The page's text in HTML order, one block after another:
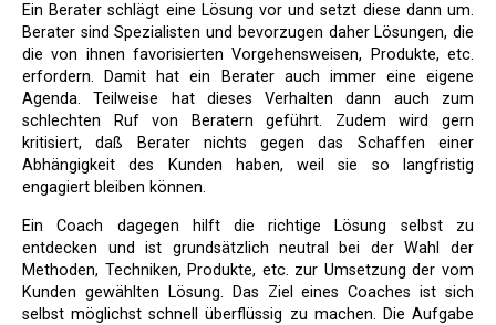
Ein Berater schlägt eine Lösung vor und setzt diese dann um.
Berater sind Spezialisten und bevorzugen daher Lösungen, die
die von ihnen favorisierten Vorgehensweisen, Produkte, etc.
erfordern. Damit hat ein Berater auch immer eine eigene
Agenda. Teilweise hat dieses Verhalten dann auch zum
schlechten Ruf von Beratern geführt. Zudem wird gern
kritisiert, daß Berater nichts gegen das Schaffen einer
Abhängigkeit des Kunden haben, weil sie so langfristig
engagiert bleiben können.
Ein Coach dagegen hilft die richtige Lösung selbst zu
entdecken und ist grundsätzlich neutral bei der Wahl der
Methoden, Techniken, Produkte, etc. zur Umsetzung der vom
Kunden gewählten Lösung. Das Ziel eines Coaches ist sich
selbst möglichst schnell überflüssig zu machen. Die Aufgabe